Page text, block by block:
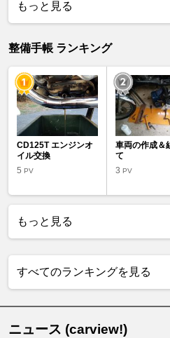
もっと見る
整備手帳 ランキング
CD125T エンジンオ
イル交換
5 PV
車両の作成＆
て
3PV
もっと見る
すべてのランキングを見る
ニュース (carview!)